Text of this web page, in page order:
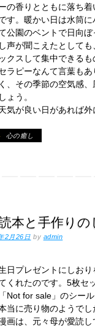
の香りとともに落ち
す。暖かい日は水筒
公園のベントで日向
声が聞こえたとして
クスして集中できるも
ラピーなんて言葉も
、その季節の空気感
ょう。
気が良い日があれば外
心の癒し
本と手作りの
2月26日 by admin
日プレゼントにしお
くれたのです。5枚セ
Not for sale」のシー
当に売り物のようでし
画は、元々母が愛読